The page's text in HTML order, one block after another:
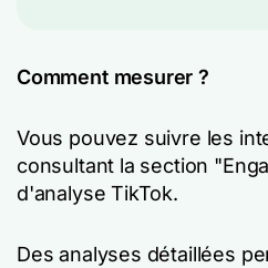
Comment mesurer ?
Vous pouvez suivre les
consultant la section
d'analyse TikTok.
Des analyses détaillées